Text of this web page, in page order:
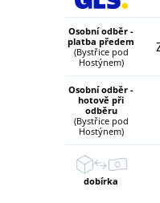
Osobní odběr -
platba předem
(Bystřice pod
Hostýnem)
Osobní odběr -
hotově při
odběru
(Bystřice pod
Hostýnem)
dobírka